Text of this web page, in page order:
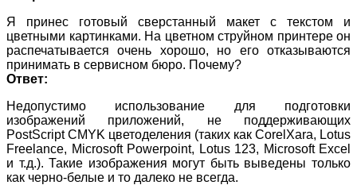
Я принес готовый сверстанный макет с текстом и
цветными картинками. На цветном струйном принтере он
распечатывается очень хорошо, но его отказываются
принимать в сервисном бюро. Почему?
Ответ:
Недопустимо использование для подготовки
изображений приложений, не поддерживающих
PostScript CMYK цветоделения (таких как CorelXara, Lotus
Freelance, Microsoft Powerpoint, Lotus 123, Microsoft Excel
и т.д.). Такие изображения могут быть выведены только
как черно-белые и то далеко не всегда.